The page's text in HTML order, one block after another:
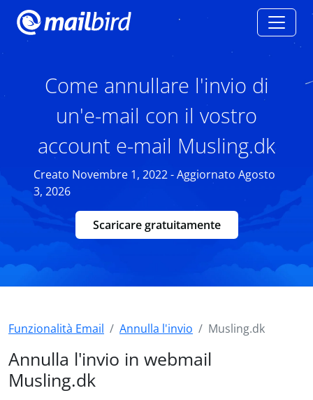
Come annullare l'invio di
un'e-mail con il vostro
account e-mail Musling.dk
Creato Novembre 1, 2022 - Aggiornato Agosto
3, 2026
Scaricare gratuitamente
Funzionalità Email Annulla l'invio Musling.dk
Annulla l'invio in webmail
Musling.dk